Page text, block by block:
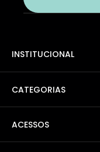
INSTITUCIONAL
CATEGORIAS
ACESSOS